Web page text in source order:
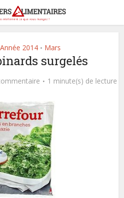
Année 2014 • Mars
surgelés
1 minute(s) de lecture